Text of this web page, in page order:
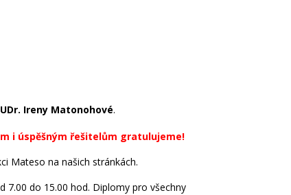
Ireny Matonohové.
i úspěšným řešitelům gratulujeme!
Mateso na našich stránkách.
7.00 do 15.00 hod. Diplomy pro všechny